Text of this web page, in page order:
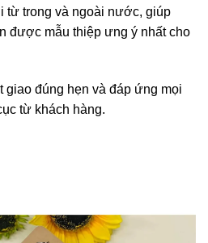
từ trong và ngoài nước, giúp
được mẫu thiệp ưng ý nhất cho
đúng hẹn và đáp ứng mọi
từ khách hàng.